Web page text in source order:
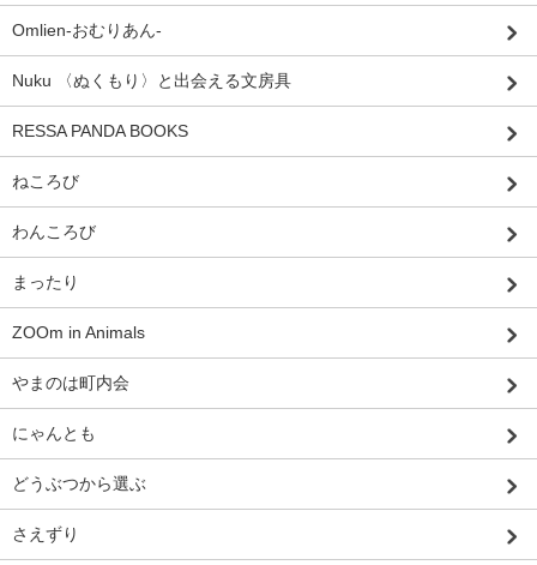
Omlien-おむりあん-
Nuku 〈ぬくもり〉と出会える文房具
RESSA PANDA BOOKS
ねころび
わんころび
まったり
ZOOm in Animals
やまのは町内会
にゃんとも
どうぶつから選ぶ
さえずり